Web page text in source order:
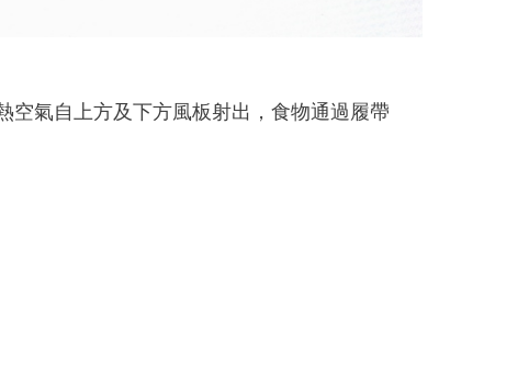
氣自上方及下方風板射出，食物通過履帶